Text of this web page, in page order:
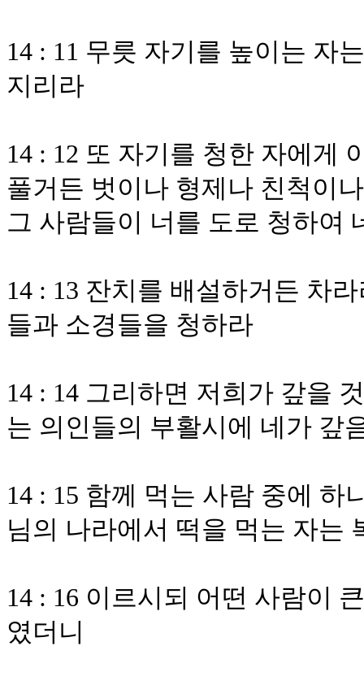
14 : 11 무릇 자기를 높이는 자
지리라
14 : 12 또 자기를 청한 자에게
풀거든 벗이나 형제나 친척이
그 사람들이 너를 도로 청하여
14 : 13 잔치를 배설하거든 차
들과 소경들을 청하라
14 : 14 그리하면 저희가 갚을
는 의인들의 부활시에 네가 갚
14 : 15 함께 먹는 사람 중에 하
님의 나라에서 떡을 먹는 자는
14 : 16 이르시되 어떤 사람이
였더니